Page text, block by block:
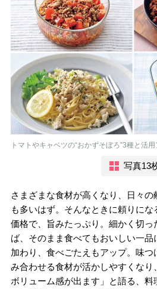
トマトやキャベツの“おかずそぼろ”3種と活
写真13
さまざまな食材が高くなり、日々の
も多いはず。そんなときに頼りにな
価格で、旨みたっぷり。細かく切
ば、そのまま食べてもおいしい一
加わり、食べごたえもアップ。味つ
み合わせる食材が活かしやすくな
ボリューム感が出ます」と語る、